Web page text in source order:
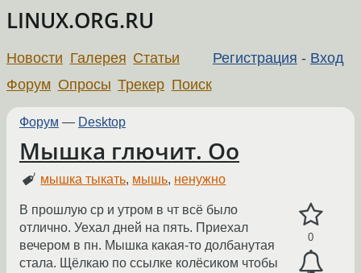
LINUX.ORG.RU
Регистрация - Вход
Новости Галерея Статьи
Форум Опросы Трекер Поиск
Форум — Desktop
Мышка глючит. Оо
мышка тыкать, мышь, ненужно
0
В прошлую ср и утром в чт всё было
отлично. Уехал дней на пять. Приехал
вечером в пн. Мышка какая-то долбанутая
стала. Щёлкаю по ссылке колёсиком чтобы